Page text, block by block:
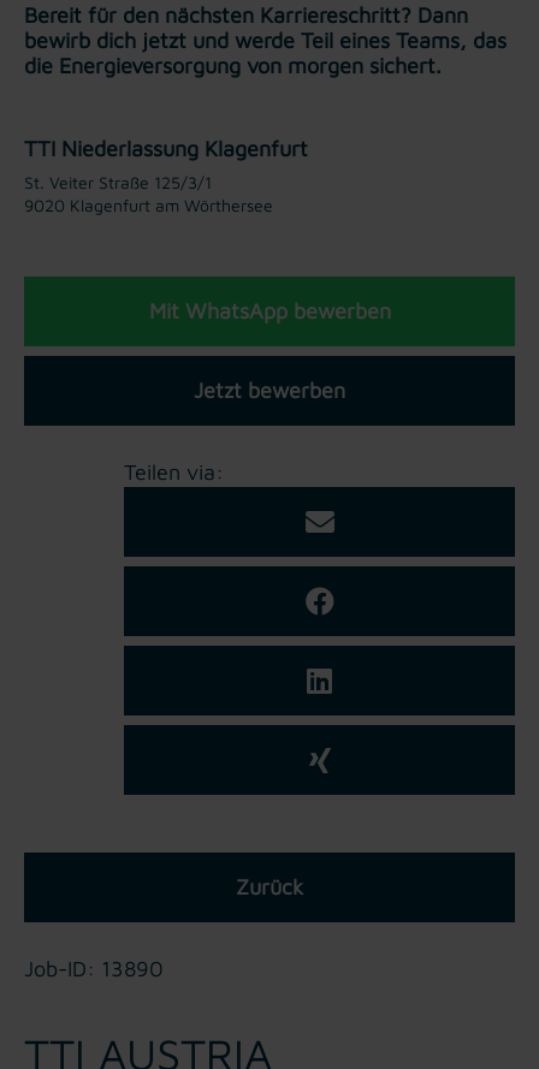
Bereit für den nächsten Karriereschritt? Dann
bewirb dich jetzt und werde Teil eines Teams, das
die Energieversorgung von morgen sichert.
TTI Niederlassung Klagenfurt
St. Veiter Straße 125/3/1
9020 Klagenfurt am Wörthersee
Mit WhatsApp bewerben
Jetzt bewerben
Teilen via:
Zurück
Job-ID: 13890
TTI AUSTRIA